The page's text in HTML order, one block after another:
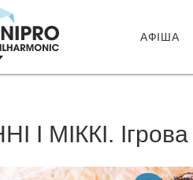
АФІША
І МІККІ.